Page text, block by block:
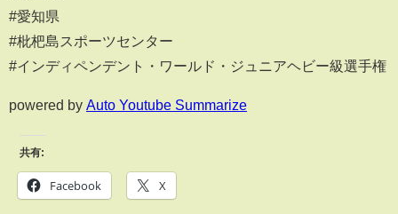
#愛知県
#枇杷島スポーツセンター
#インディペンデント・ワールド・ジュニアヘビー級選手権
powered by Auto Youtube Summarize
共有:
Facebook X